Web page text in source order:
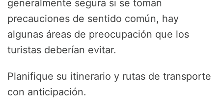
generalmente segura si se toman
precauciones de sentido común, hay
algunas áreas de preocupación que los
turistas deberían evitar.
Planifique su itinerario y rutas de transporte
con anticipación.